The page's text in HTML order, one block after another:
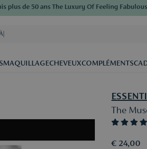
de 50 ans The Luxury Of Feeling Fabulous3
la reche
MAQUILLAGECHEVEUXCOMPLÉMENTS
The
€ 24,00